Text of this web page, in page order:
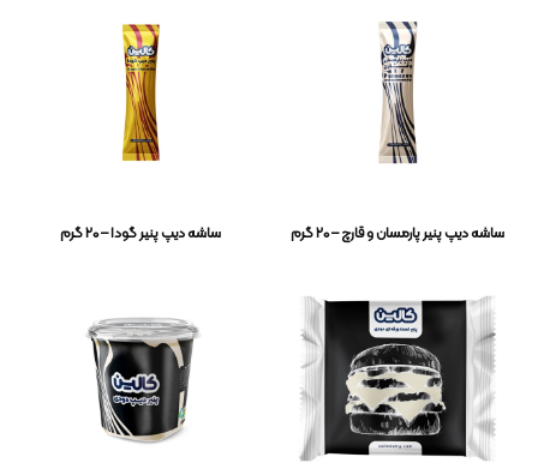
ساشه دیپ پنیر پارمسان و قارچ – ۲۰ گرم ساشه دیپ پنیر گودا – ۲۰ گرم